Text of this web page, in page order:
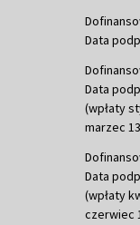
Data
Data
(wpłaty
marzec
Data
(wpłaty
czerwiec